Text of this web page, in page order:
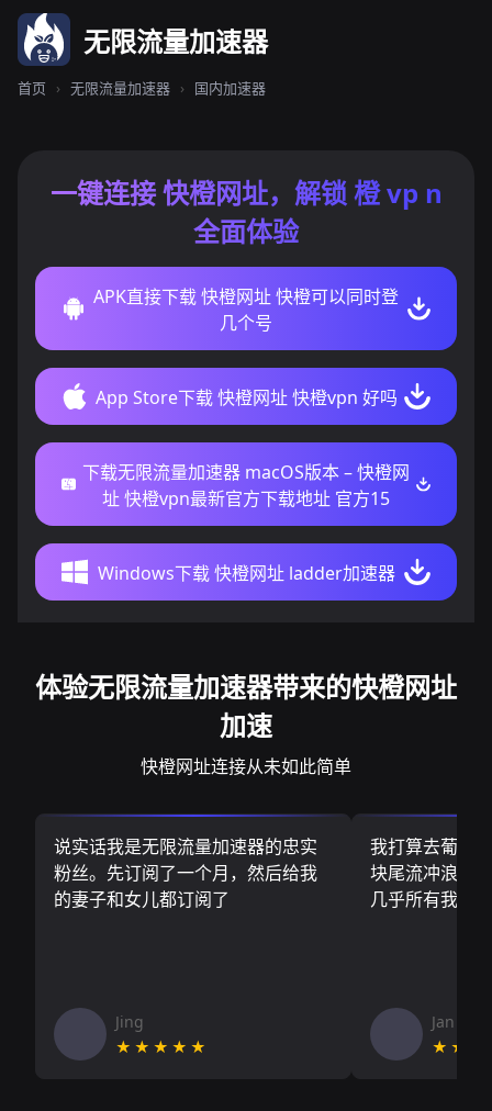
无限流量加速器
首页 › 无限流量加速器 › 国内加速器
一键连接 快橙网址，解锁 橙 vp n
全面体验
APK直接下载 快橙网址 快橙可以同时登
几个号
App Store下载 快橙网址 快橙vpn 好吗
下载无限流量加速器 macOS版本 – 快橙网
址 快橙vpn最新官方下载地址 官方15
Windows下载 快橙网址 ladder加速器
体验无限流量加速器带来的快橙网址
加速
快橙网址连接从未如此简单
说实话我是无限流量加速器的忠实
粉丝。先订阅了一个月，然后给我
的妻子和女儿都订阅了
Jing
★★★★★
我打算去葡萄
块尾流冲浪板
几乎所有我需
Jan V